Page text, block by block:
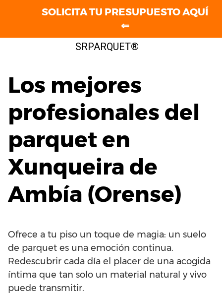
SRPARQUET®
Los mejores
profesionales del
parquet en
Xunqueira de
Ambía (Orense)
Ofrece a tu piso un toque de magia: un suelo
de parquet es una emoción continua.
Redescubrir cada día el placer de una acogida
íntima que tan solo un material natural y vivo
puede transmitir.
SOLICITA TU PRESUPUESTO AQUÍ
⇐